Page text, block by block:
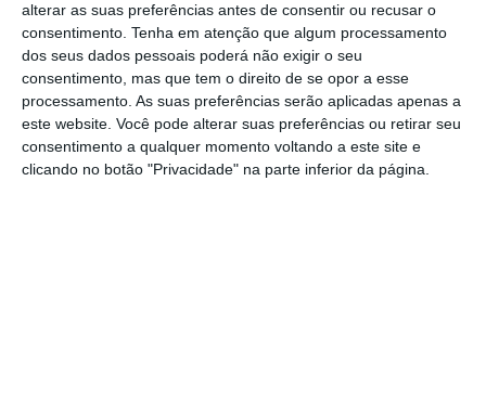
alterar as suas preferências antes de consentir ou recusar o
consentimento. Tenha em atenção que algum processamento
dos seus dados pessoais poderá não exigir o seu
consentimento, mas que tem o direito de se opor a esse
processamento. As suas preferências serão aplicadas apenas a
este website. Você pode alterar suas preferências ou retirar seu
consentimento a qualquer momento voltando a este site e
clicando no botão "Privacidade" na parte inferior da página.
disse que fez chegar esta informação à
secretaria de Estado e que soube que houve
uma informação a alguns serviços a dizer que
o interface de IRS foi disponibilizado em 28
de fevereiro, pelo que termina hoje o prazo
de entrega de IRS. Contudo, rebate, o